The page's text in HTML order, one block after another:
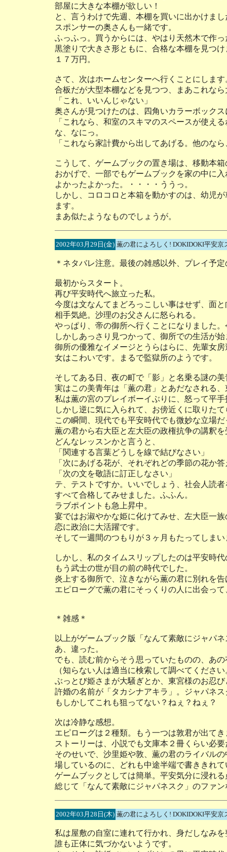
部屋に大きな本棚が欲しい！
と、言うわけで先週、本棚を買いに出かけまし
スポンサーの奥さんも一緒です。
ふっふっ。買うからには、やはり天然木で作
黒塗りで大きさ形ともに、合格な本棚を見つ
１７万円。
さて、次はホームセンターへ行くことにします
合板だが大型本棚などを見つつ、まあこれな
「これ、いいんじゃない」
奥さんが見つけたのは、四角いカラーボック
「これなら、和室のスキマのスペースが使える
な、なにっ。
「これなら家計費から出してあげる。他のな
こうして、ゲームブックの置き場は、移動本
おかげで、一部でもゲームブックを家の中に
よかったよかった。・・・・ううっ。
しかし、コロコロと本箱を動かすのは、幼児
ます。
まあ似たようなものでしょうが。
2002年03月29日(金) 薫の君によろしく! DOKIDOKI平安
＊ネタバレ注意。最後の雑感以外、プレイ予
最初からスタート。
再び平安時代へ旅立った私。
今度は文なんてまどろっこしい事はせず、面
相手気絶。沙理のお父さんに怒られる。
やっぱり、帝の御所へ行くことになりました
しかしあっさり見つかって、御所での生活が
御所の優雅なイメージとうらはらに、先輩女
女はこわいです。まるで監獄所のようです。
そしてある日、夜の町で「影」と名乗る謎の
実はこの美青年は「薫の君」とあだなされる
私は薫の宮のプレイボーイぶりに、怒って平
しかし逆に気に入られて、お傍近くに取りた
この瞬間、現代でも平安時代でも微妙な立場
薫の君から右大臣と左大臣の政権抗争の講釈
どんなレッスンかと言うと、
「関連する言葉どうしを線で結びなさい」
「次にあげる花が、それぞれどの季節の花か
「次の文を敬語に訂正しなさい」
テ、テストですか。いいでしょう、社会人読
すべて合格してみせました。ふふん。
ラブポイントも急上昇中。
宴ではお淑やかな姫に化けてみせ、左大臣一
恋に政治に大活躍です。
そして一週間のつもりが３ヶ月もたってしまい
しかし、私のタイムスリップしたのは平安時
もう武士の世が目の前の時代でした。
炎上する御所で、泣きながら薫の君に別れを
エピローグで薫の君にそっくりの人に出会っ
＊雑感＊
以上がゲームブック版「なんて素敵にジャパ
あ、違った。
でも、読む前からそう思っていたものの、あ
（知らない人は適当に検索して調べてください
ぶっとび姫さまが大騒ぎとか、東宮様のお忍
許婚の名前が「タカシナアキラ」。ジャパネ
もしかしてこれも狙ってない？ねぇ？ねぇ？
次は冷静な感想。
エピローグは２種類。もう一つは敦君が出て
ストーリーは、小説でも文庫本２冊くらい必
そのせいで、沙里姫や敦、薫の君のライバル
場しているのに、どれも中途半端で書ききれて
ゲームブックとしては簡単。平安気分に浸れ
総じて「なんて素敵にジャパネスク」のファ
2002年03月28日(木) 薫の君によろしく! DOKIDOKI平安
私は屋敷の自室に連れて行かれ、身だしなみ
誰も正体に気づかないようです。